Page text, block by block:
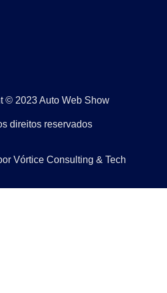
© 2023 Auto Web Show
direitos reservados
Vórtice Consulting & Tech